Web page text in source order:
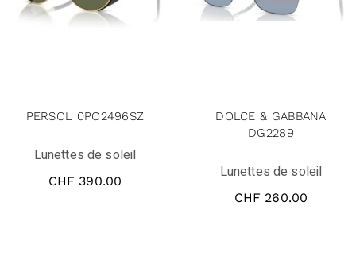
PERSOL 0PO2496SZ
Lunettes de soleil
CHF 390.00
DOLCE & GABBANA
DG2289
Lunettes de soleil
CHF 260.00